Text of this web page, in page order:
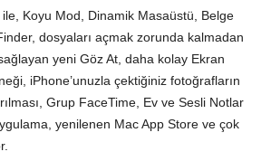
Koyu Mod, Dinamik Masaüstü, Belge
dosyaları açmak zorunda kalmadan
yeni Göz At, daha kolay Ekran
iPhone’unuzla çektiğiniz fotoğrafların
Grup FaceTime, Ev ve Sesli Notlar
yenilenen Mac App Store ve çok